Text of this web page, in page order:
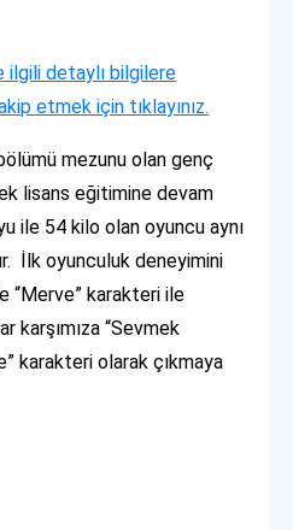
ilgili detaylı bilgilere
etmek için tıklayınız.
mezunu olan genç
lisans eğitimine devam
ile 54 kilo olan oyuncu aynı
İlk oyunculuk deneyimini
“Merve” karakteri ile
karşımıza “Sevmek
karakteri olarak çıkmaya